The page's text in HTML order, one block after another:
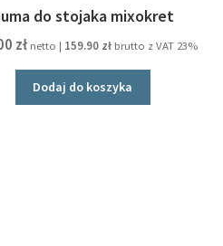
do stojaka mixokret
zł netto | 159.90 złbrutto z VAT 23%
Dodaj do koszyka